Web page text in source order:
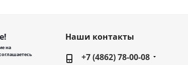
на
Наши контакты
+7 (4862) 78-00-08